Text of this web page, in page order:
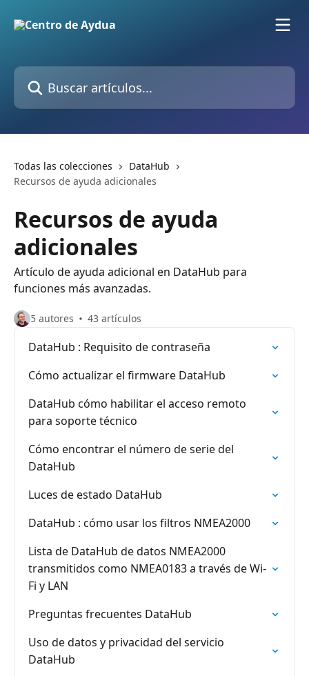
Buscar artículos...
Todas las colecciones
DataHub
Recursos de ayuda adicionales
Recursos de ayuda
adicionales
Artículo de ayuda adicional en DataHub para
funciones más avanzadas.
5 autores 43 artículos
DataHub : Requisito de contraseña
Cómo actualizar el firmware DataHub
DataHub cómo habilitar el acceso remoto
para soporte técnico
Cómo encontrar el número de serie del
DataHub
Luces de estado DataHub
DataHub : cómo usar los filtros NMEA2000
Lista de DataHub de datos NMEA2000
transmitidos como NMEA0183 a través de Wi-
Fi y LAN
Preguntas frecuentes DataHub
Uso de datos y privacidad del servicio
DataHub